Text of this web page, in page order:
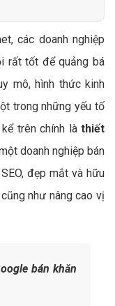
các doanh nghiệp
rất tốt để quảng bá
mô, hình thức kinh
trong những yếu tố
trên chính là thiết
doanh nghiệp bán
đẹp mắt và hữu
như nâng cao vị
bán khăn